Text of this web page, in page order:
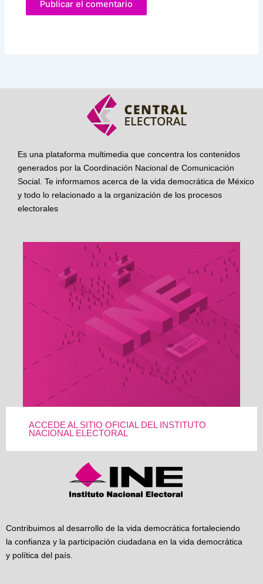
Es una plataforma multimedia que concentra los contenidos
generados por la Coordinación Nacional de Comunicación
Social. Te informamos acerca de la vida democrática de México
y todo lo relacionado a la organización de los procesos
electorales
ACCEDE AL SITIO OFICIAL DEL INSTITUTO
NACIONAL ELECTORAL
Contribuimos al desarrollo de la vida democrática fortaleciendo
la confianza y la participación ciudadana en la vida democrática
y política del país.